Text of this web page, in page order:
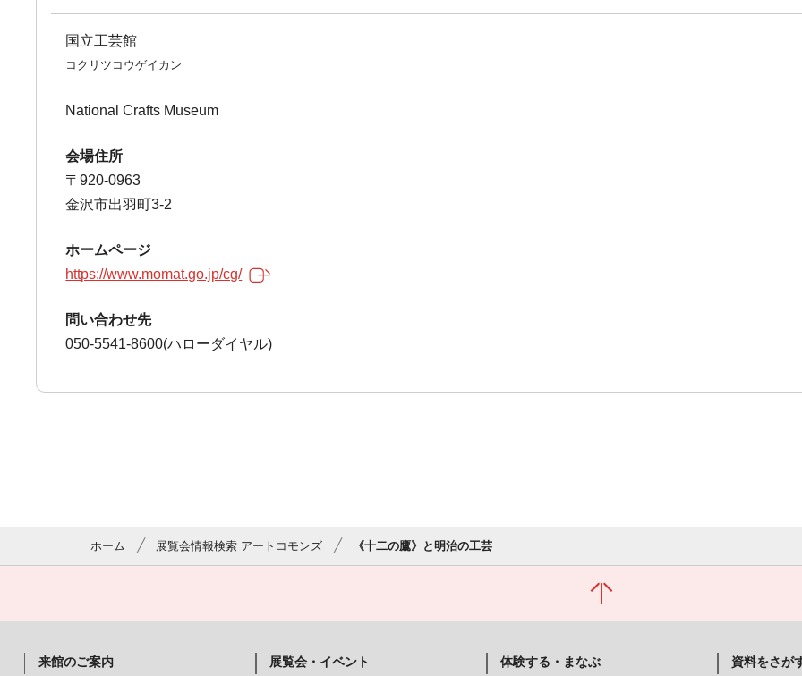
国立工芸館
コクリツコウゲイカン
National Crafts Museum
会場住所
〒920-0963
金沢市出羽町3-2
ホームページ
https://www.momat.go.jp/cg/
問い合わせ先
050-5541-8600(ハローダイヤル)
ホーム 展覧会情報検索 アートコモンズ 《十二の鷹》と明治の工芸
来館のご案内 展覧会・イベント 体験する・まなぶ 資料をさが